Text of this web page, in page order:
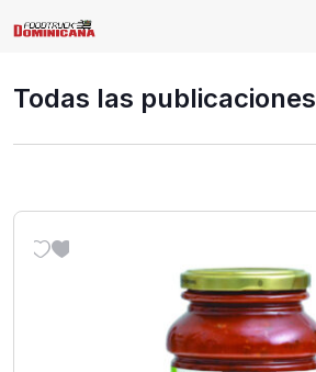
Todas las publicaciones